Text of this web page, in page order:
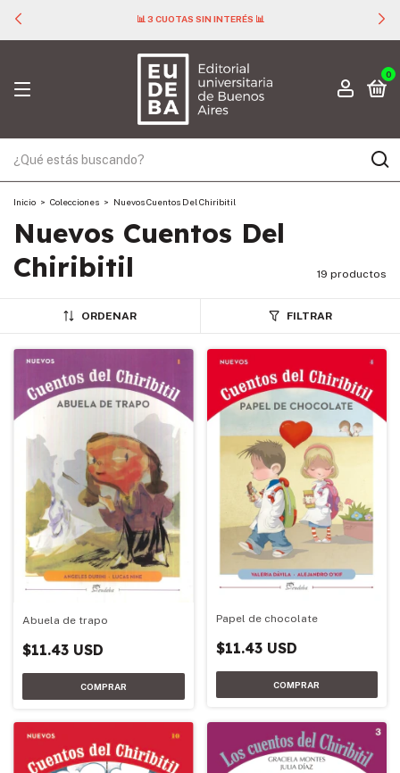
📊 3 CUOTAS SIN INTERÉS 📊
0
Inicio > Colecciones > Nuevos Cuentos Del Chiribitil
Nuevos Cuentos Del
Chiribitil
19 productos
ORDENAR FILTRAR
Abuela de trapo
$11.43 USD
Papel de chocolate
$11.43 USD